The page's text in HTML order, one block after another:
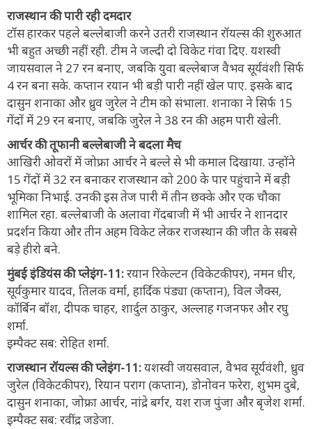
राजस्थान की पारी रही दमदार
टॉस हारकर पहले बल्लेबाजी करने उतरी राजस्थान रॉयल्स की शुरुआत
भी बहुत अच्छी नहीं रही. टीम ने जल्दी दो विकेट गंवा दिए. यशस्वी
जायसवाल ने 27 रन बनाए, जबकि युवा बल्लेबाज वैभव सूर्यवंशी सिर्फ
4 रन बना सके. कप्तान रयान भी बड़ी पारी नहीं खेल पाए. इसके बाद
दासुन शनाका और ध्रुव जुरेल ने टीम को संभाला. शनाका ने सिर्फ 15
गेंदों में 29 रन बनाए, जबकि जुरेल ने 38 रन की अहम पारी खेली.
आर्चर की तूफानी बल्लेबाजी ने बदला मैच
आखिरी ओवरों में जोफ्रा आर्चर ने बल्ले से भी कमाल दिखाया. उन्होंने
15 गेंदों में 32 रन बनाकर राजस्थान को 200 के पार पहुंचाने में बड़ी
भूमिका निभाई. उनकी इस तेज पारी में तीन छक्के और एक चौका
शामिल रहा. बल्लेबाजी के अलावा गेंदबाजी में भी आर्चर ने शानदार
प्रदर्शन किया और तीन अहम विकेट लेकर राजस्थान की जीत के सबसे
बड़े हीरो बने.
मुंबई इंडियंस की प्लेइंग-11:रयान रिकेल्टन (विकेटकीपर), नमन धीर,
सूर्यकुमार यादव, तिलक वर्मा, हार्दिक पंड्या (कप्तान), विल जैक्स,
कॉर्बिन बॉश, दीपक चाहर, शार्दुल ठाकुर, अल्लाह गजनफर और रघु
शर्मा.
इम्पैक्ट सब: रोहित शर्मा.
राजस्थान रॉयल्स की प्लेइंग-11:यशस्वी जयसवाल, वैभव सूर्यवंशी, ध्रुव
जुरेल (विकेटकीपर), रियान पराग (कप्तान), डोनोवन फरेरा, शुभम दुबे,
दासुन शनाका, जोफ्रा आर्चर, नांद्रे बर्गर, यश राज पुंजा और बृजेश शर्मा.
इम्पैक्ट सब: रवींद्र जडेजा.